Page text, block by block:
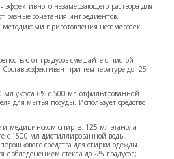
эффективного незамерзающего раствора для
разные сочетания ингредиентов.
приготовления незамерзаек
от градусов смешайте с чистой
эффективен при температуре до -25
мл уксуса 6% с 500 мл отфильтрованной
для мытья посуды. Использует средство
медицинском спирте. 125 мл этанола
с 1500 мл дистиллированной воды,
средства для стирки одежды.
с обледенением стекла до -25 градусов;